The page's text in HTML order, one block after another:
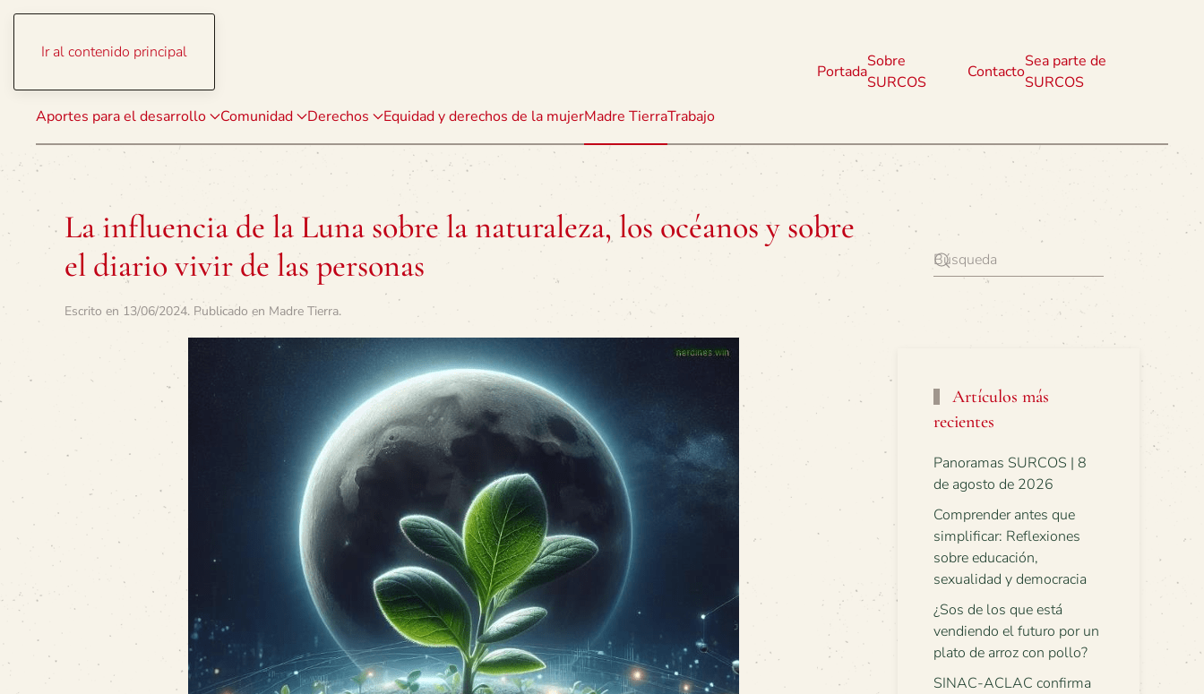
Ir al contenido principal
Aportes para el desarrollo Comunidad Derechos Equidad y derechos de la mujerMadre TierraTrabajo
Portada
Sobre
SURCOS
Contacto
Sea parte de
SURCOS
La influencia de la Luna sobre la naturaleza, los océanos y sobre
el diario vivir de las personas
Escrito en 13/06/2024. Publicado en Madre Tierra.
Artículos más
recientes
Panoramas SURCOS | 8
de agosto de 2026
Comprender antes que
simplificar: Reflexiones
sobre educación,
sexualidad y democracia
¿Sos de los que está
vendiendo el futuro por un
plato de arroz con pollo?
SINAC-ACLAC confirma